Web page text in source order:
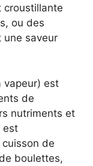
croustillante
ou des
une saveur
vapeur) est
de
nutriments et
est
de
boulettes,